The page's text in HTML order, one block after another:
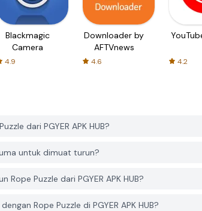
Blackmagic
Camera
4.9
Downloader by
AFTVnews
4.6 4.2
dari PGYER APK HUB?
untuk dimuat turun?
Puzzle dari PGYER APK HUB?
Rope Puzzle di PGYER APK HUB?